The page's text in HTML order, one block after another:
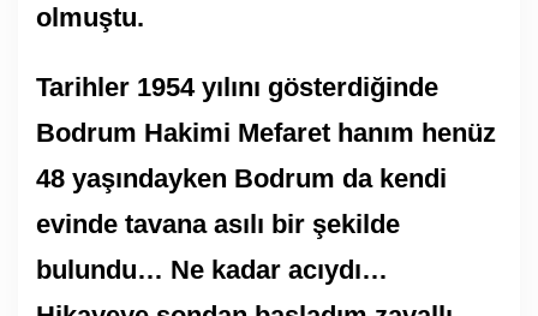
olmuştu.
Tarihler 1954 yılını gösterdiğinde
Bodrum Hakimi Mefaret hanım henüz
48 yaşındayken Bodrum da kendi
evinde tavana asılı bir şekilde
bulundu… Ne kadar acıydı…